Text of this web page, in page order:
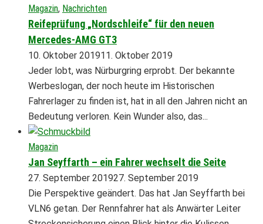
Magazin, Nachrichten
Reifeprüfung „Nordschleife“ für den neuen
Mercedes-AMG GT3
10. Oktober 201911. Oktober 2019
Jeder lobt, was Nürburgring erprobt. Der bekannte
Werbeslogan, der noch heute im Historischen
Fahrerlager zu finden ist, hat in all den Jahren nicht an
Bedeutung verloren. Kein Wunder also, das...
Magazin
Jan Seyffarth – ein Fahrer wechselt die Seite
27. September 201927. September 2019
Die Perspektive geändert. Das hat Jan Seyffarth bei
VLN6 getan. Der Rennfahrer hat als Anwärter Leiter